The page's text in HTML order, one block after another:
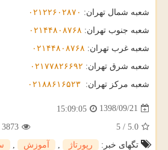
شعبه شمال تهران: ۰۲۱۲۲۶۰۲۸۷۰
شعبه جنوب تهران: ۰۲۱۴۴۸۰۸۷۶۸
شعبه غرب تهران: ۰۲۱۴۴۸۰۸۷۶۸
شعبه شرق تهران: ۰۲۱۷۷۸۲۶۶۹۲
شعبه مرکز تهران: ۰۲۱۸۸۶۱۶۵۲۳
1398/09/21
15:09:05
5.0
/
5
3873
تگهای خبر:
رپورتاژ آموزش